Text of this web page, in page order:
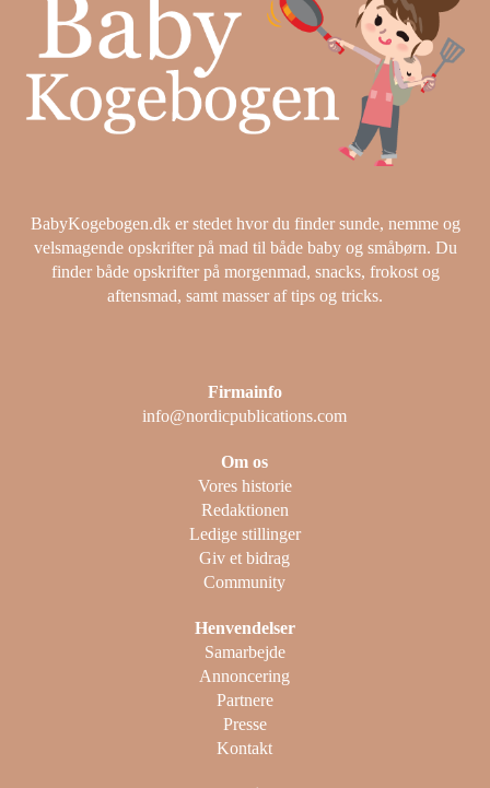
BabyKogebogen.dk er stedet hvor du finder sunde, nemme og
velsmagende opskrifter på mad til både baby og småbørn. Du
finder både opskrifter på morgenmad, snacks, frokost og
aftensmad, samt masser af tips og tricks.
Firmainfo
info@nordicpublications.com
Om os
Vores historie
Redaktionen
Ledige stillinger
Giv et bidrag
Community
Henvendelser
Samarbejde
Annoncering
Partnere
Presse
Kontakt